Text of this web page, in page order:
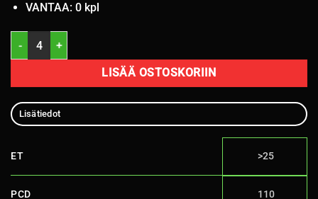
VANTAA: 0 kpl
15" 5x110 ET41 KR64 / L2 2V24 määrä
LISÄÄ OSTOSKORIIN
Lisätiedot
ET >25
PCD 110